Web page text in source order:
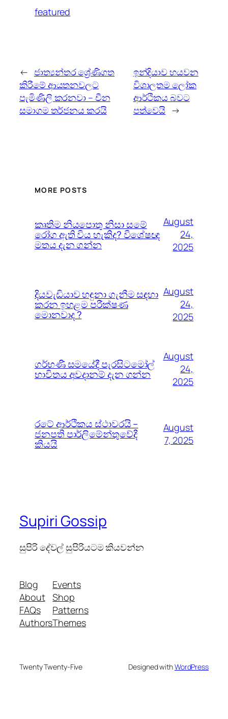
featured
← ජාත්‍යන්තර ශ්‍රේණිගත
කිරීමේ ආයතනවලට
පැමිණිලි කරනවා – චීන
සමාගම තර්ජනය කරයි
ඉන්දියාව හයවන
විශාලතම ලෝක
ආර්ථිකය බවට
පත්වෙයි →
MORE POSTS
කෘතිම නියපොතු නිසා සමේ
රෝග ඇති විය හැකිද? විශේෂඥ
මතය දැන ගන්න
August
24,
2025
දියවැඩියාව හඳුනා ගැනීම සඳහා
කරන ඉහළම පරීක්ෂණ
මොනවාද ?
August
24,
2025
ගර්භණී සමයේදී පැරසිටමෝල්
භාවිතය අවදානම් දැන ගන්න
August
24,
2025
රටේ ආර්ථිකය ස්ථාවරයි –
ජනපති පාර්ලිමේන්තුවේදී
කියයි
August
7, 2025
Supiri Gossip
සුපිරි දේවල් සුපිරියටම කියවන්න
Blog
About
FAQs
Authors
Events
Shop
Patterns
Themes
Twenty Twenty-Five Designed withWordPress